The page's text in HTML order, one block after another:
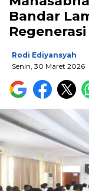
Bandar
Rodi Ediyansyah
Senin, 30 Maret 2026